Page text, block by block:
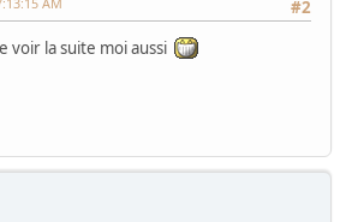
au garage, je me suis aperçu
#2
voir la suite moi aussi